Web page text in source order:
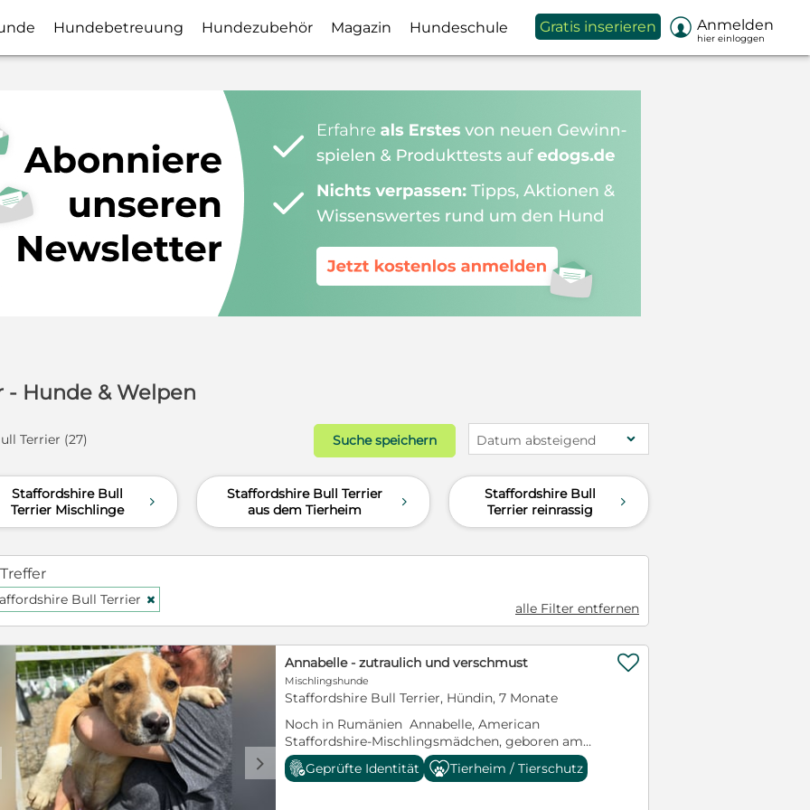
Hundebetreuung Hundezubehör Magazin Hundeschule Gratis inserieren  Anmelden
hier einloggen
- Hunde & Welpen
Terrier (27) Suche speichern Datum absteigend
Staffordshire Bull
Terrier Mischlinge
d
Staffordshire Bull Terrier
aus dem Tierheim
d
Staffordshire Bull
Terrier reinrassig
d
Bull Terrier H
alle Filter entfernen
d
Annabelle - zutraulich und verschmust
Mischlingshunde
Staffordshire Bull Terrier, Hündin, 7 Monate
Noch in Rumänien Annabelle, American
Staffordshire-Mischlingsmädchen, geboren am
05.01.2026, hat derzeit eine Schulterhöhe von ca.
35-40 cm und wiegt momentan etwa 10 kg. !!!

Geprüfte Identität Tierheim / Tierschutz